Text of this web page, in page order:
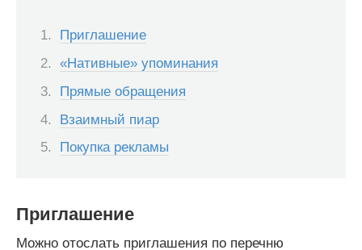
Приглашение
«Нативные» упоминания
Прямые обращения
Взаимный пиар
Покупка рекламы
Приглашение
Можно отослать приглашения по перечню